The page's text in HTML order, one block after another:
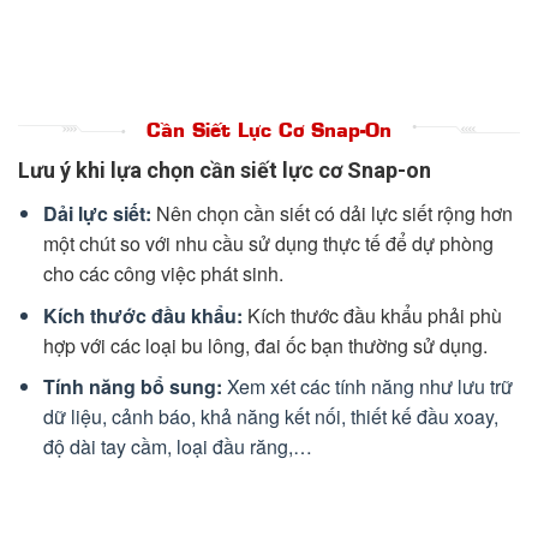
Cần Siết Lực Cơ Snap-On
Lưu ý khi lựa chọn cần siết lực cơ Snap-on
Dải lực siết: Nên chọn cần siết có dải lực siết rộng hơn
một chút so với nhu cầu sử dụng thực tế để dự phòng
cho các công việc phát sinh.
Kích thước đầu khẩu: Kích thước đầu khẩu phải phù
hợp với các loại bu lông, đai ốc bạn thường sử dụng.
Tính năng bổ sung: Xem xét các tính năng như lưu trữ
dữ liệu, cảnh báo, khả năng kết nối, thiết kế đầu xoay,
độ dài tay cầm, loại đầu răng,…